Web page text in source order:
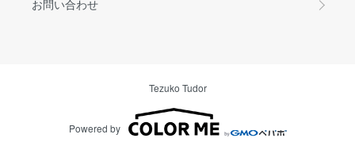
お問い合わせ
Tezuko Tudor
Powered by